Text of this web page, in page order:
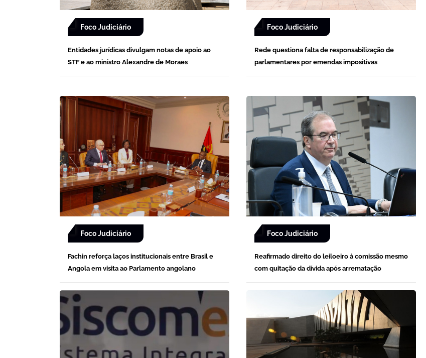
Foco Judiciário
Entidades jurídicas divulgam notas de apoio ao
STF e ao ministro Alexandre de Moraes
Foco Judiciário
Rede questiona falta de responsabilização de
parlamentares por emendas impositivas
Foco Judiciário
Fachin reforça laços institucionais entre Brasil e
Angola em visita ao Parlamento angolano
Foco Judiciário
Reafirmado direito do leiloeiro à comissão mesmo
com quitação da dívida após arrematação